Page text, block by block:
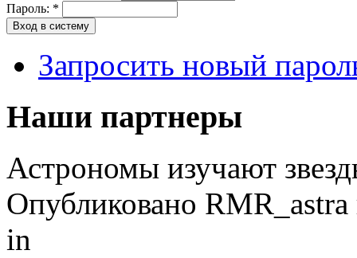
Пароль: *
Запросить новый
Наши партнеры
Астрономы изучают
Опубликовано
in